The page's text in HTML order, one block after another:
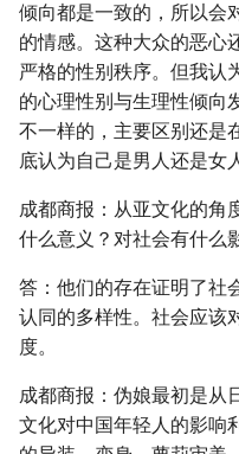
倾向都是一致的，所以会
的情感。这种大众的恶心
严格的性别秩序。但我认
的心理性别与生理性倾向
不一样的，主要区别还是
底认为自己是男人还是女
成都商报：从亚文化的角
什么意义？对社会有什么
答：他们的存在证明了社
认同的多样性。社会应该
度。
成都商报：伪娘最初是从
文化对中国年轻人的影响